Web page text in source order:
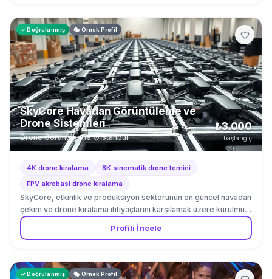
✓ Doğrulanmış 🎭 Örnek Profil
SkyCore Havadan Görüntüleme ve
Drone Sistemleri
Drone Görüntüleme· İstanbul
₺3.000
başlangıç
4K drone kiralama
8K sinematik drone temini
FPV akrobasi drone kiralama
SkyCore, etkinlik ve prodüksiyon sektörünün en güncel havadan
çekim ve drone kiralama ihtiyaçlarını karşılamak üzere kurulmuş
öncü bir teknik ekipman sağlayıcısıdır. Sektördeki teknolojik
gelişmeleri yakından takip ederek kurulan firmamız, ilk günden
sunmaktadır. Geniş depo altyapımız, sürekli güncellenen
Profili İncele
✓ Doğrulanmış 🎭 Örnek Profil